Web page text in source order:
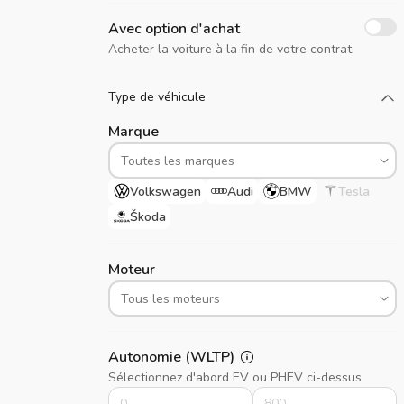
Avec option d'achat
Acheter la voiture à la fin de votre contrat.
Type de véhicule
Marque
Volkswagen Audi BMW
Tesla
Škoda
Moteur
Autonomie (WLTP)
Sélectionnez d'abord EV ou PHEV ci-dessus